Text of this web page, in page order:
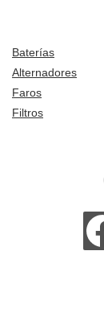
Baterías
Alternadores
Faros
Filtros